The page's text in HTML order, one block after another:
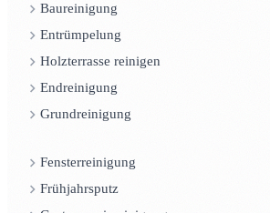
Baureinigung
Entrümpelung
Holzterrasse reinigen
Endreinigung
Grundreinigung
Fensterreinigung
Frühjahrsputz